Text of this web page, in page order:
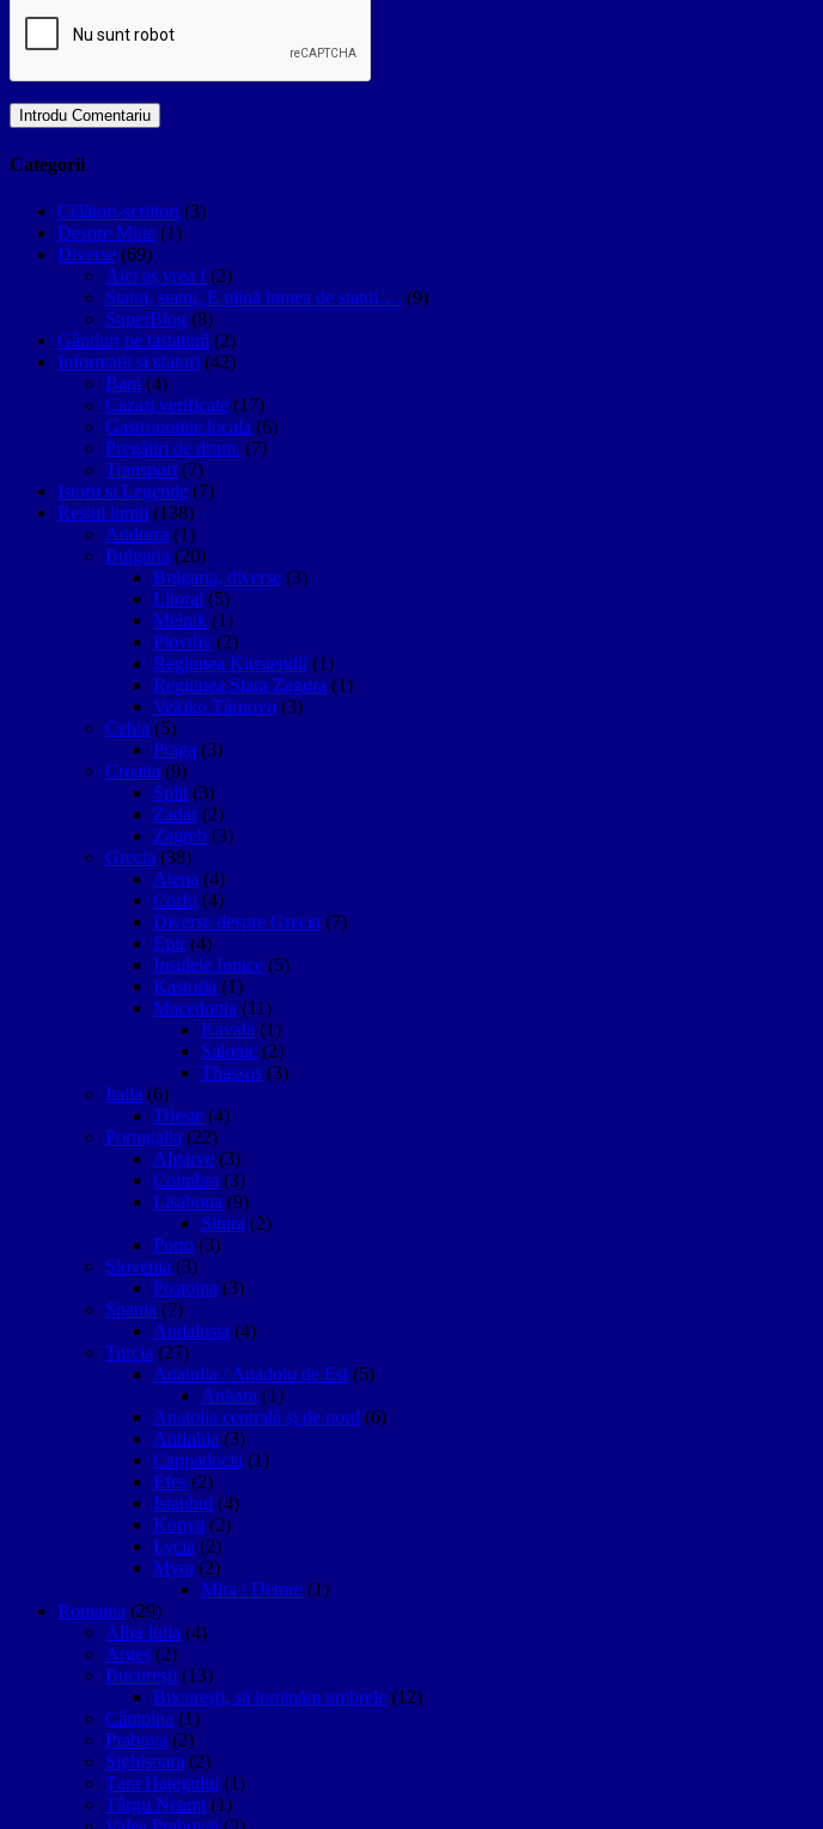
Categorii
Călători-scriitori (3)
Despre Mine (1)
Diverse (69)
Aici aș vrea ! (2)
Statui, statui, E plină lumea de statui…. (9)
SuperBlog (8)
Gânduri pe tastatură (2)
Informatii si sfaturi (42)
Bani (4)
Cazari verificate (17)
Gastronomie locala (6)
Pregătiri de drum. (7)
Transport (7)
Istorii si Legende (7)
Restul lumii (138)
Andorra (1)
Bulgaria (20)
Bulgaria, diverse (3)
Litoral (5)
Melnik (1)
Plovdiv (2)
Regiunea Kiustendil (1)
Regiunea Stara Zagora (1)
Vekiko Târnovo (3)
Cehia (5)
Praga (3)
Croatia (9)
Split (3)
Zadar (2)
Zagreb (3)
Grecia (38)
Atena (4)
Corfu (4)
Diverse despre Grecia (7)
Epir (4)
Insulele Ionice (5)
Kastoria (1)
Macedonia (11)
Kavala (1)
Salonic (2)
Thassos (3)
Italia (6)
Trieste (4)
Portugalia (22)
Algarve (3)
Coimbra (3)
Lisabona (9)
Sintra (2)
Porto (3)
Slovenia (3)
Postojna (3)
Spania (7)
Andalusia (4)
Turcia (27)
Anatolia / Anadolu de Est (5)
Ankara (1)
Anatolia centrală și de nord (6)
Antiohia (3)
Cappadocia (1)
Efes (2)
Istanbul (4)
Konya (2)
Lycia (2)
Myra (2)
Mira / Demre (1)
Romania (29)
Alba Iulia (4)
Argeș (2)
București (13)
București, să luminăm umbrele (12)
Câmpina (1)
Prahova (2)
Sighişoara (2)
Țara Hațegului (1)
Târgu Neamţ (1)